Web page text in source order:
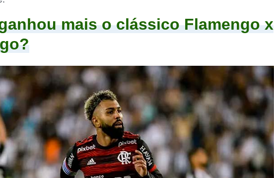
mais o clássico Flamengo x